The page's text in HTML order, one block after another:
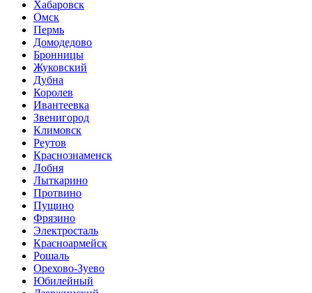
Хабаровск
Омск
Пермь
Домодедово
Бронницы
Жуковский
Дубна
Королев
Ивантеевка
Звенигород
Климовск
Реутов
Краснознаменск
Лобня
Лыткарино
Протвино
Пущино
Фрязино
Электросталь
Красноармейск
Рошаль
Орехово-Зуево
Юбилейный